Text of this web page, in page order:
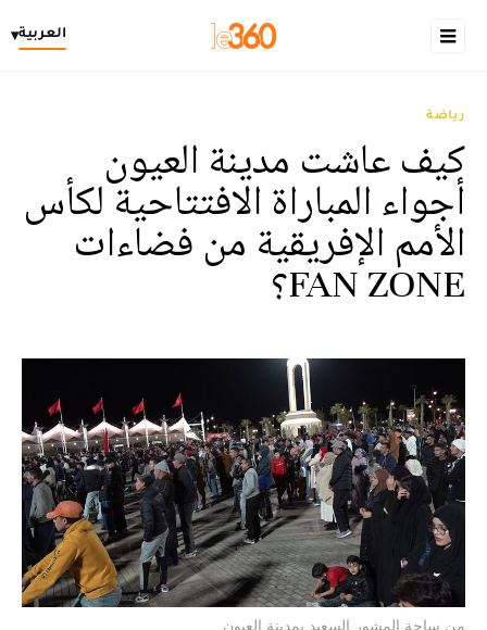
العربية▾
رياضة
كيف عاشت مدينة العيون
أجواء المباراة الافتتاحية لكأس
الأمم الإفريقية من فضاءات
FAN ZONE؟
من ساحة المشور السعيد بمدينة العيون